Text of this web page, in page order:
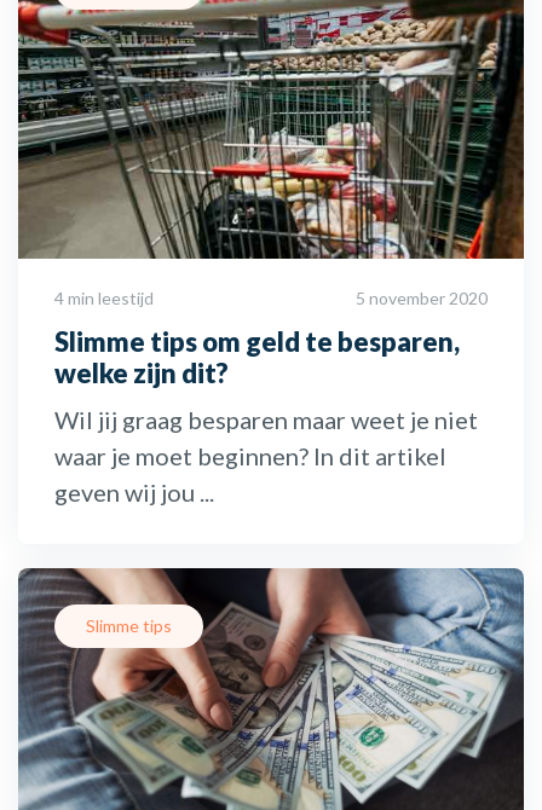
4 min leestijd 5 november 2020
Slimme tips om geld te besparen,
welke zijn dit?
Wil jij graag besparen maar weet je niet
waar je moet beginnen? In dit artikel
geven wij jou ...
Slimme tips